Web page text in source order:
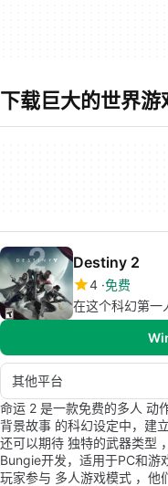
下载巨大的世界游
Destiny 2
4 免费
在这个科幻第一
其他平台
命运 2 是一款免费的多人 动
背景故事 的科幻设定中，建
还可以期待 独特的武器类型
Bungie开发，适用于PC和游
玩家参与 多人游戏模式 ，他